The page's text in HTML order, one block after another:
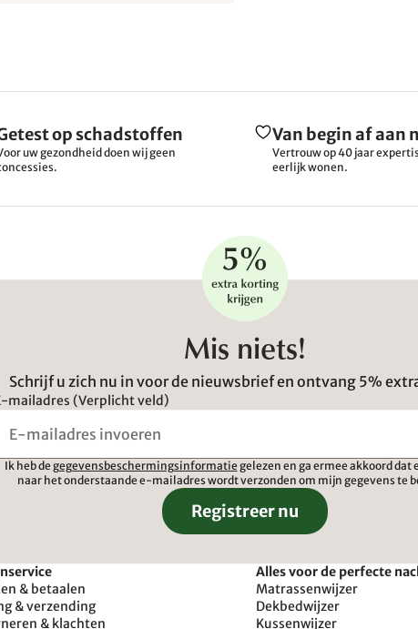
op schadstoffen
uw gezondheid doen wij geen
Van begin af aan
Vertrouw op 40 jaar
eerlijk wonen.
Mis niets!
Schrijf u zich nu in voor de nieuwsbrief en ontvang 5%
mailadres (Verplicht veld)
Ik heb de gegevensbeschermingsinformatie gelezen en ga ermee akkoord dat
naar het onderstaande e-mailadres wordt verzonden om mijn gegevens te
Registreer nu
& betaalen
& verzending
& klachten
Alles voor de perfecte
Matrassenwijzer
Dekbedwijzer
Kussenwijzer